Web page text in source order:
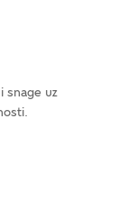
snage uz